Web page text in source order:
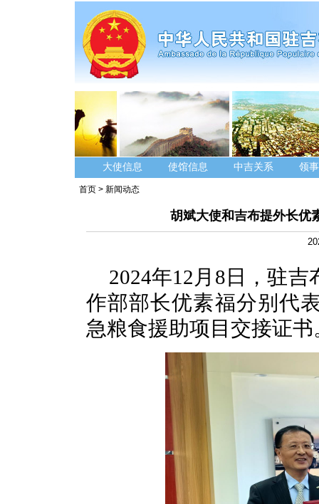
大使信息 使馆信息 中吉关系 领
首页 > 新闻动态
胡斌大使和吉布提外长优
2024年12 月 8 日，驻吉
作部部长优素福分别代
急粮食援助项目交接证书